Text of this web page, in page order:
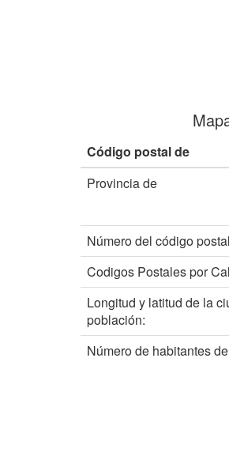
Código postal de
Provincia de
Número del código
Codigos Postales por
Longitud y latitud de la
población:
Número de habitantes